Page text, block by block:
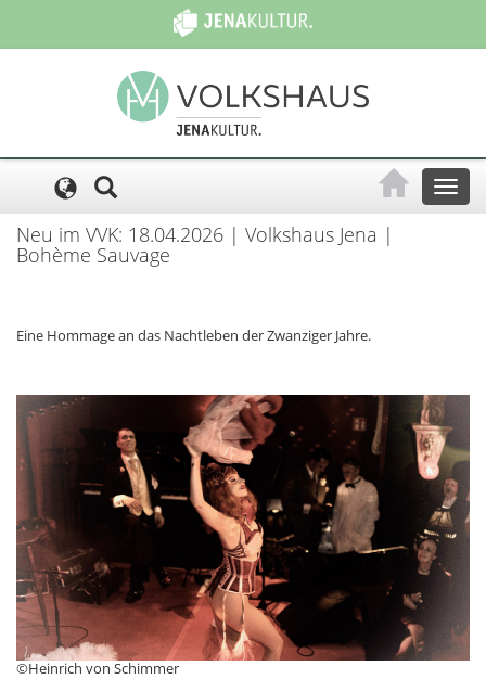
Toggle
Neu im VVK: 18.04.2026 | Volkshaus Jena |
Bohème Sauvage
Eine Hommage an das Nachtleben der Zwanziger Jahre.
©Heinrich von Schimmer